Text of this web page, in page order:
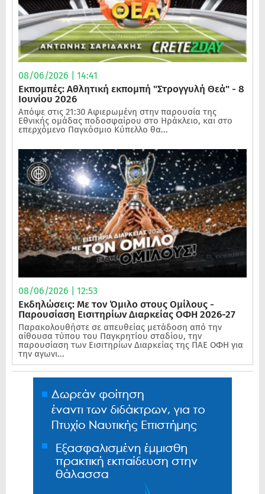
08/06/2026 | 14:41
Εκπομπές: Αθλητική εκπομπή "Στρογγυλή Θεά" - 8
Ιουνίου 2026
Απόψε στις 21:30 Αφιερωμένη στην παρουσία της
Εθνικής ομάδας ποδοσφαίρου στο Ηράκλειο, και στο
επερχόμενο Παγκόσμιο Κύπελλο θα...
08/06/2026 | 12:53
Εκδηλώσεις: Με τον Όμιλο στους Ομίλους -
Παρουσίαση Εισιτηρίων Διαρκείας ΟΦΗ 2026-27
Παρακολουθήστε σε απευθείας μετάδοση από την
αίθουσα τύπου του Παγκρητίου σταδίου, την
παρουσίαση των Εισιτηρίων Διαρκείας της ΠΑΕ ΟΦΗ για
την αγωνι...